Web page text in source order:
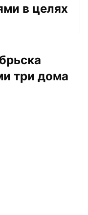
в целях
три дома